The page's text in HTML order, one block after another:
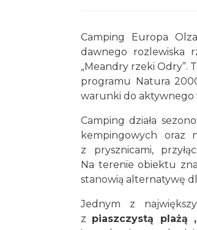
Camping Europa
dawnego rozlewiska
„Meandry rzeki Odry”.
programu Natura
warunki do aktywnego
Camping działa
kempingowych oraz
z prysznicami,
Na terenie obiektu
stanowią alternatywę
Jednym z
z piaszczystą plażą